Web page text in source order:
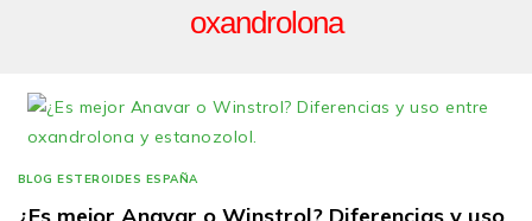
oxandrolona
BLOG ESTEROIDES ESPAÑA
¿Es mejor Anavar o Winstrol? Diferencias y uso